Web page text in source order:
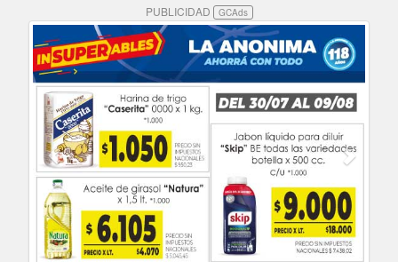
PUBLICIDAD GCAds